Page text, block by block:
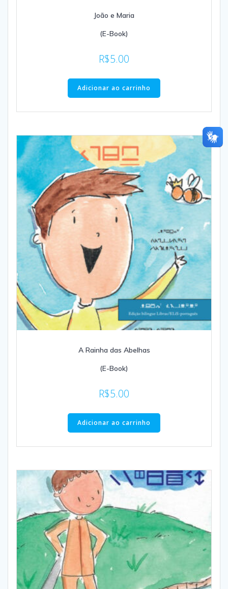
João e Maria
(E-Book)
R$5.00
Adicionar ao carrinho
A Rainha das Abelhas
(E-Book)
R$5.00
Adicionar ao carrinho